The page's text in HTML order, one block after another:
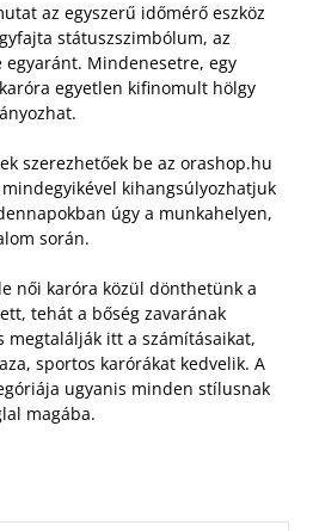
az egyszerű időmérő eszköz
státuszszimbólum, az
Mindenesetre, egy
egyetlen kifinomult hölgy
szerezhetőek be az orashop.hu
kihangsúlyozhatjuk
úgy a munkahelyen,
során.
női karóra közül dönthetünk a
tehát a bőség zavarának
megtalálják itt a számításaikat,
sportos karórákat kedvelik. A
ugyanis minden stílusnak
magába.